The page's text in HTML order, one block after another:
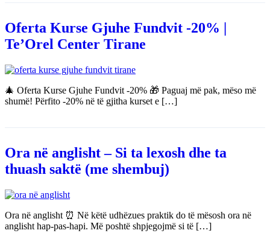
Oferta Kurse Gjuhe Fundvit -20% |
Te’Orel Center Tirane
🎄 Oferta Kurse Gjuhe Fundvit -20% 🎁 Paguaj më pak, mëso më
shumë! Përfito -20% në të gjitha kurset e […]
Ora në anglisht – Si ta lexosh dhe ta
thuash saktë (me shembuj)
Ora në anglisht ⏰ Në këtë udhëzues praktik do të mësosh ora në
anglisht hap-pas-hapi. Më poshtë shpjegojmë si të […]